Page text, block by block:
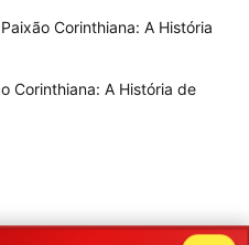
Paixão Corinthiana: A História
Corinthiana: A História de